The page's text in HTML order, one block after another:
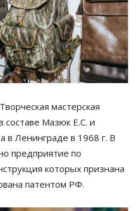
мастерская
Мазюк Е.С. и
в Ленинграде в 1968 г. В
предприятие по
которых признана
патентом РФ.